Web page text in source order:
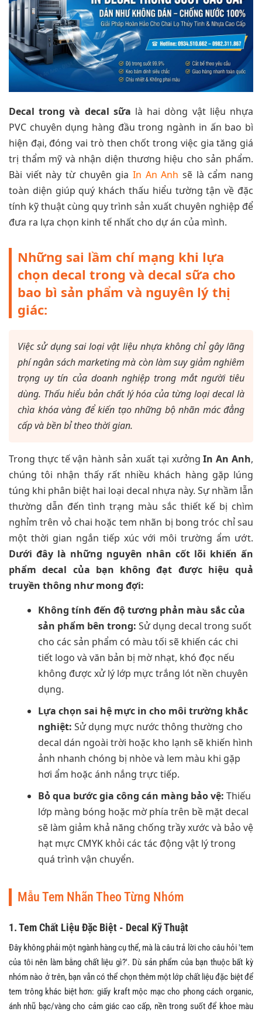
Decal trong và decal sữa là hai dòng vật liệu nhựa
PVC chuyên dụng hàng đầu trong ngành in ấn bao bì
hiện đại, đóng vai trò then chốt trong việc gia tăng giá
trị thẩm mỹ và nhận diện thương hiệu cho sản phẩm.
Bài viết này từ chuyên gia In An Anh sẽ là cẩm nang
toàn diện giúp quý khách thấu hiểu tường tận về đặc
tính kỹ thuật cùng quy trình sản xuất chuyên nghiệp để
đưa ra lựa chọn kinh tế nhất cho dự án của mình.
Những sai lầm chí mạng khi lựa
chọn decal trong và decal sữa cho
bao bì sản phẩm và nguyên lý thị
giác:
Việc sử dụng sai loại vật liệu nhựa không chỉ gây lãng
phí ngân sách marketing mà còn làm suy giảm nghiêm
trọng uy tín của doanh nghiệp trong mắt người tiêu
dùng. Thấu hiểu bản chất lý hóa của từng loại decal là
chìa khóa vàng để kiến tạo những bộ nhãn mác đẳng
cấp và bền bỉ theo thời gian.
Trong thực tế vận hành sản xuất tại xưởngIn An Anh,
chúng tôi nhận thấy rất nhiều khách hàng gặp lúng
túng khi phân biệt hai loại decal nhựa này. Sự nhầm lẫn
thường dẫn đến tình trạng màu sắc thiết kế bị chìm
nghỉm trên vỏ chai hoặc tem nhãn bị bong tróc chỉ sau
một thời gian ngắn tiếp xúc với môi trường ẩm ướt.
Dưới đây là những nguyên nhân cốt lõi khiến ấn
phẩm decal của bạn không đạt được hiệu quả
truyền thông như mong đợi:
Không tính đến độ tương phản màu sắc của
sản phẩm bên trong: Sử dụng decal trong suốt
cho các sản phẩm có màu tối sẽ khiến các chi
tiết logo và văn bản bị mờ nhạt, khó đọc nếu
không được xử lý lớp mực trắng lót nền chuyên
dụng.
Lựa chọn sai hệ mực in cho môi trường khắc
nghiệt: Sử dụng mực nước thông thường cho
decal dán ngoài trời hoặc kho lạnh sẽ khiến hình
ảnh nhanh chóng bị nhòe và lem màu khi gặp
hơi ẩm hoặc ánh nắng trực tiếp.
Bỏ qua bước gia công cán màng bảo vệ: Thiếu
lớp màng bóng hoặc mờ phía trên bề mặt decal
sẽ làm giảm khả năng chống trầy xước và bảo vệ
hạt mực CMYK khỏi các tác động vật lý trong
quá trình vận chuyển.
Mẫu Tem Nhãn Theo Từng Nhóm
1. Tem Chất Liệu Đặc Biệt - Decal Kỹ Thuật
Đây không phải một ngành hàng cụ thể, mà là câu trả lời cho câu hỏi 'tem
của tôi nên làm bằng chất liệu gì?'. Dù sản phẩm của bạn thuộc bất kỳ
nhóm nào ở trên, bạn vẫn có thể chọn thêm một lớp chất liệu đặc biệt để
tem trông khác biệt hơn: giấy kraft mộc mạc cho phong cách organic,
ánh nhũ bạc/vàng cho cảm giác cao cấp, nền trong suốt để khoe màu